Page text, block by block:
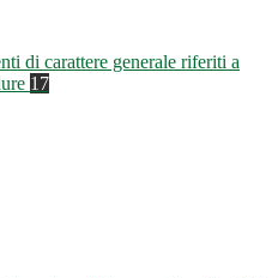
di carattere generale riferiti a
17